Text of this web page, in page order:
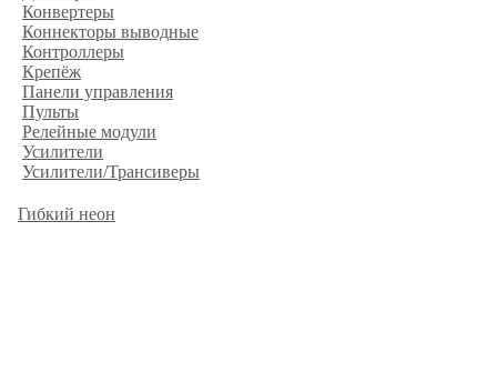
Конвертеры
Коннекторы выводные
Контроллеры
Крепёж
Панели управления
Пульты
Релейные модули
Усилители
Усилители/Трансиверы
Гибкий неон